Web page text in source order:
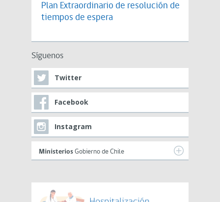
Plan Extraordinario de resolución de
tiempos de espera
Síguenos
Twitter
Facebook
Instagram
Ministerios Gobierno de Chile